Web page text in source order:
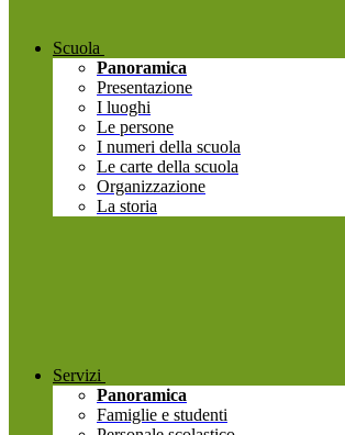
Scuola
Panoramica
Presentazione
I luoghi
Le persone
I numeri della scuola
Le carte della scuola
Organizzazione
La storia
Servizi
Panoramica
Famiglie e studenti